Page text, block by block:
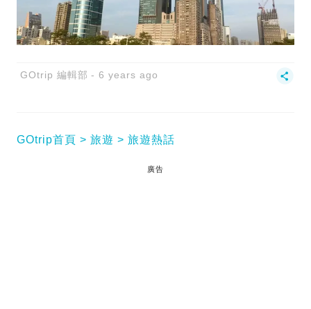
GOtrip 編輯部 6 years ago
GOtrip首頁 旅遊 旅遊熱話
廣告